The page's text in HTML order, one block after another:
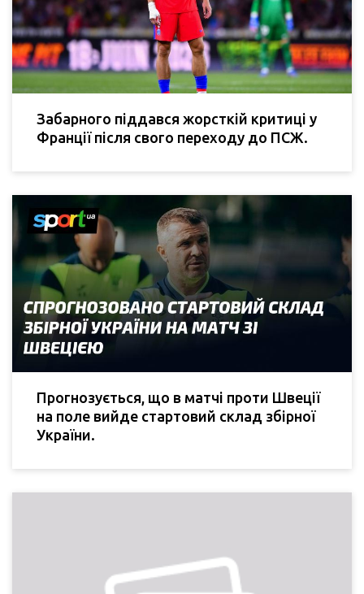
Забарного піддався жорсткій критиці у
Франції після свого переходу до ПСЖ.
Прогнозується, що в матчі проти Швеції
на поле вийде стартовий склад збірної
України.